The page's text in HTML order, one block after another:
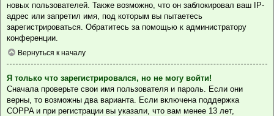
новых пользователей. Также возможно, что он заблокировал ваш IP-
адрес или запретил имя, под которым вы пытаетесь
зарегистрироваться. Обратитесь за помощью к администратору
конференции.
Вернуться к началу
Я только что зарегистрировался, но не могу войти!
Сначала проверьте свои имя пользователя и пароль. Если они
верны, то возможны два варианта. Если включена поддержка
COPPA и при регистрации вы указали, что вам менее 13 лет,